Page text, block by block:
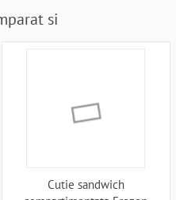
si
Cutie sandwich